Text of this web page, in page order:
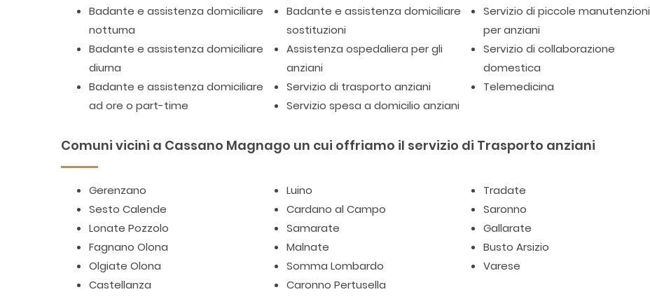
Badante e assistenza domiciliare
notturna
Badante e assistenza domiciliare
diurna
Badante e assistenza domiciliare
ad ore o part-time
Badante e assistenza domiciliare
sostituzioni
Assistenza ospedaliera per gli
anziani
Servizio di trasporto anziani
Servizio spesa a domicilio anziani
Servizio di piccole manutenzioni
per anziani
Servizio di collaborazione
domestica
Telemedicina
Comuni vicini a Cassano Magnago un cui offriamo il servizio di Trasporto anziani
Gerenzano
Sesto Calende
Lonate Pozzolo
Fagnano Olona
Olgiate Olona
Castellanza
Luino
Cardano al Campo
Samarate
Malnate
Somma Lombardo
Caronno Pertusella
Tradate
Saronno
Gallarate
Busto Arsizio
Varese